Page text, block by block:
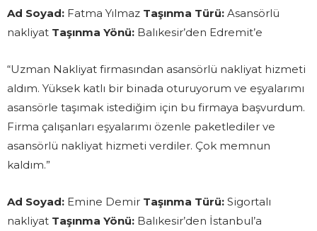
Ad Soyad: Fatma Yılmaz Taşınma Türü: Asansörlü
nakliyat Taşınma Yönü: Balıkesir’den Edremit’e
“Uzman Nakliyat firmasından asansörlü nakliyat hizmeti
aldım. Yüksek katlı bir binada oturuyorum ve eşyalarımı
asansörle taşımak istediğim için bu firmaya başvurdum.
Firma çalışanları eşyalarımı özenle paketlediler ve
asansörlü nakliyat hizmeti verdiler. Çok memnun
kaldım.”
Ad Soyad: Emine Demir Taşınma Türü: Sigortalı
nakliyat Taşınma Yönü: Balıkesir’den İstanbul’a